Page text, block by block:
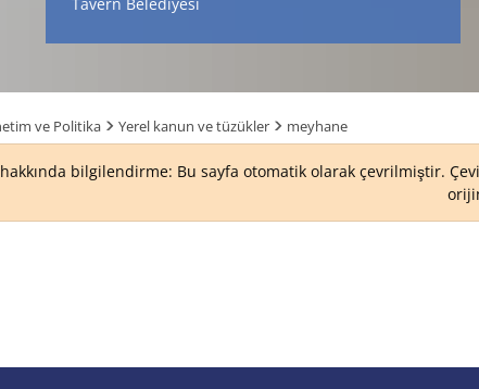
ve Politika Yerel kanun ve tüzükler meyhane
bilgilendirme: Bu sayfa otomatik olarak çevrilmiştir.